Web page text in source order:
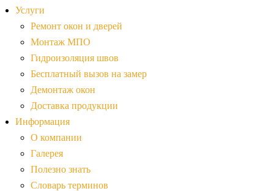
Услуги
Ремонт окон и дверей
Монтаж МПО
Гидроизоляция швов
Бесплатный вызов на замер
Демонтаж окон
Доставка продукции
Информация
О компании
Галерея
Полезно знать
Словарь терминов